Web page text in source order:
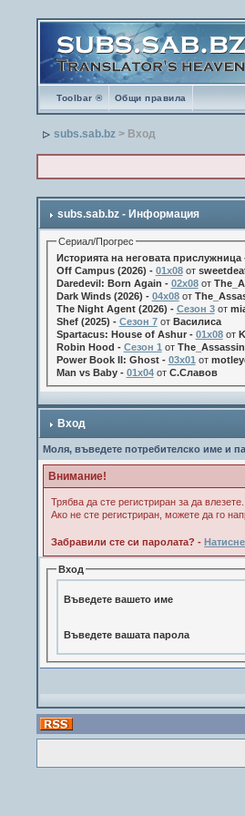
Toolbar ® Общи правила
subs.sab.bz > Вход
subs.sab.bz - Информация
Сериал/Прогрес
Историята на неговата прислужница
Off Campus (2026) - 01x08от
Daredevil: Born Again - 02x08от
Dark Winds (2026) - 04x08от
The Night Agent (2026) - Сезон 3от
Shef (2025) - Сезон 7от Василиса
Spartacus: House of Ashur - 01x08от
Robin Hood - Сезон 1 от The_Assassin
Power Book II: Ghost - 03x01 от
Man vs Baby - 01x04от С.Славов
Вход
Моля, въведете потребителско име и
Внимание!
Трябва да сте регистриран за да влезете.
Ако не сте регистриран, можете да го
Забравили сте си паролата? -
Вход
Въведете вашето име
Въведете вашата парола